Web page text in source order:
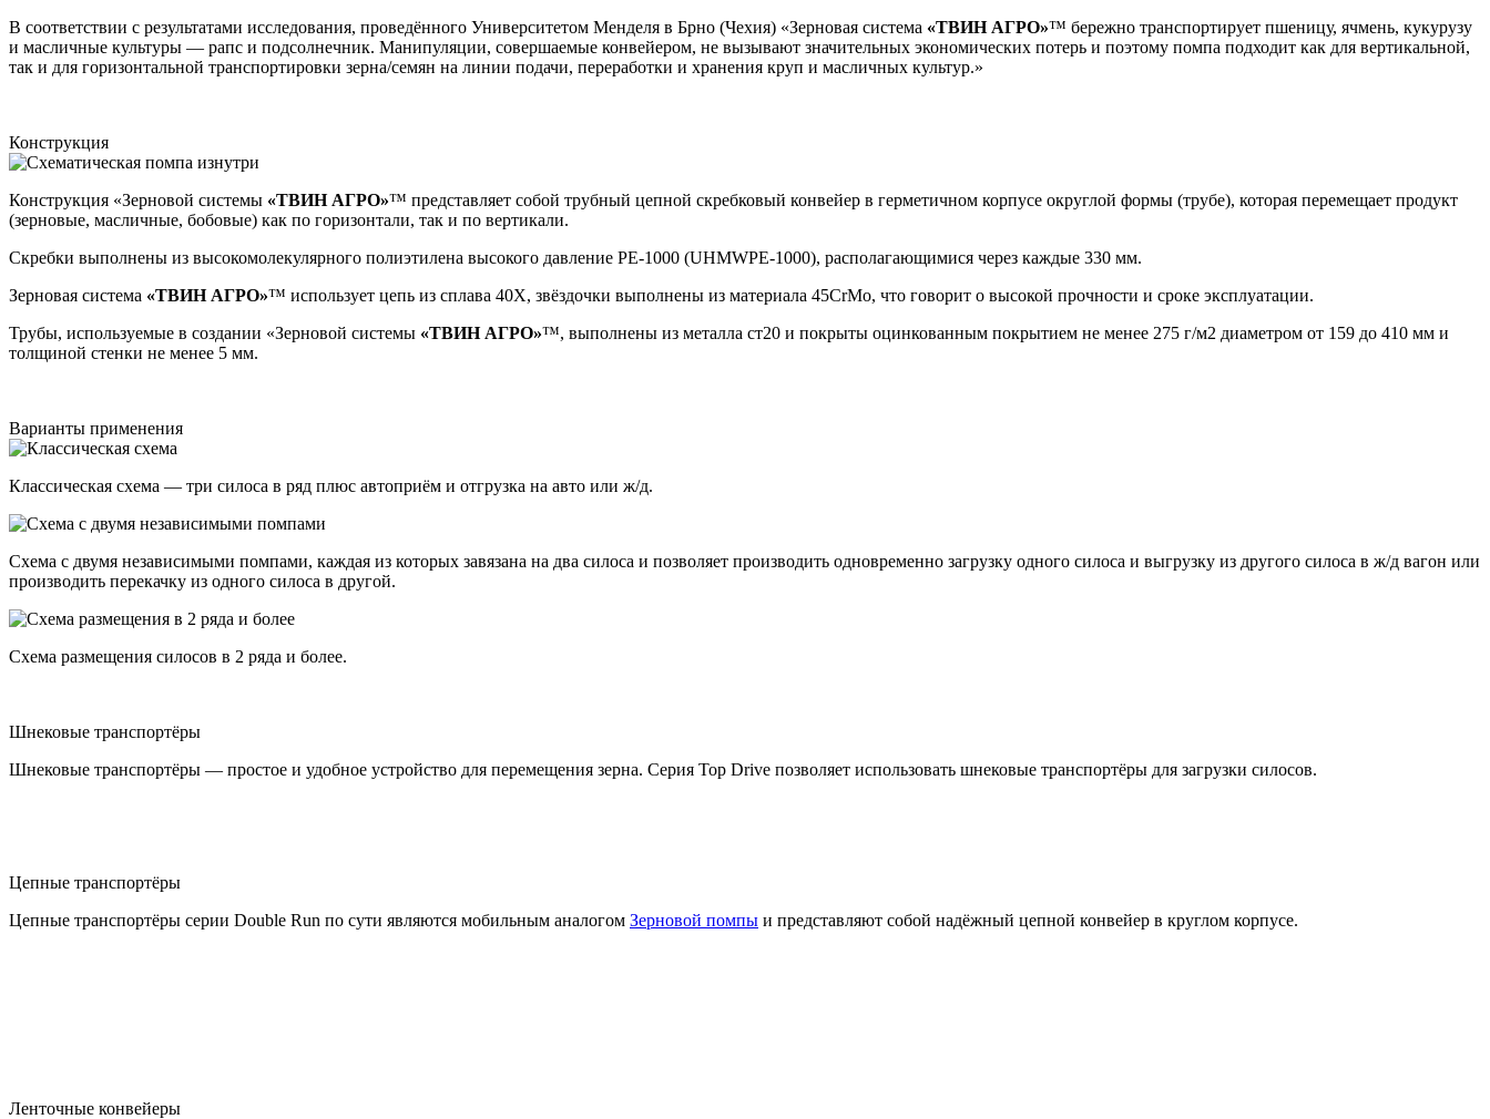
В соответствии с результатами исследования, проведённого Университетом Менделя в Брно (Чехия) «Зерновая система «ТВИН АГРО»™ бережно транспортирует пшеницу, ячмень, кукурузу
и масличные культуры — рапс и подсолнечник. Манипуляции, совершаемые конвейером, не вызывают значительных экономических потерь и поэтому помпа подходит как для вертикальной,
так и для горизонтальной транспортировки зерна/семян на линии подачи, переработки и хранения круп и масличных культур.»
Конструкция
Конструкция «Зерновой системы «ТВИН АГРО»™ представляет собой трубный цепной скребковый конвейер в герметичном корпусе округлой формы (трубе), которая перемещает продукт
(зерновые, масличные, бобовые) как по горизонтали, так и по вертикали.
Скребки выполнены из высокомолекулярного полиэтилена высокого давление РЕ-1000 (UHMWPE-1000), располагающимися через каждые 330 мм.
Зерновая система «ТВИН АГРО»™ использует цепь из сплава 40Х, звёздочки выполнены из материала 45CrMo, что говорит о высокой прочности и сроке эксплуатации.
Трубы, используемые в создании «Зерновой системы «ТВИН АГРО»™, выполнены из металла ст20 и покрыты оцинкованным покрытием не менее 275 г/м2 диаметром от 159 до 410 мм и
толщиной стенки не менее 5 мм.
Варианты применения
Классическая схема — три силоса в ряд плюс автоприём и отгрузка на авто или ж/д.
Схема с двумя независимыми помпами, каждая из которых завязана на два силоса и позволяет производить одновременно загрузку одного силоса и выгрузку из другого силоса в ж/д вагон или
производить перекачку из одного силоса в другой.
Схема размещения силосов в 2 ряда и более.
Шнековые транспортёры
Шнековые транспортёры — простое и удобное устройство для перемещения зерна. Серия Top Drive позволяет использовать шнековые транспортёры для загрузки силосов.
Цепные транспортёры
Цепные транспортёры серии Double Run по сути являются мобильным аналогом Зерновой помпы и представляют собой надёжный цепной конвейер в круглом корпусе.
Ленточные конвейеры